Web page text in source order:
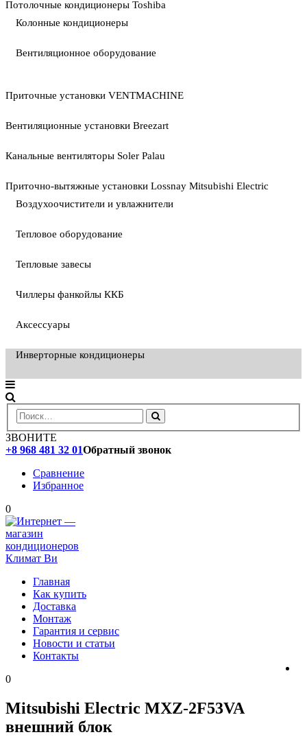
Потолочные кондиционеры Toshiba
Колонные кондиционеры
Вентиляционное оборудование
Приточные установки VENTMACHINE
Вентиляционные установки Breezart
Канальные вентиляторы Soler Palau
Приточно-вытяжные установки Lossnay Mitsubishi Electric
Воздухоочистители и увлажнители
Тепловое оборудование
Тепловые завесы
Чиллеры фанкойлы ККБ
Аксессуары
Инверторные кондиционеры
ЗВОНИТЕ
+8 968 481 32 01Обратный звонок
Сравнение
Избранное
0
Главная
Как купить
Доставка
Монтаж
Гарантия и сервис
Новости и статьи
Контакты
0
Mitsubishi Electric MXZ-2F53VA
внешний блок